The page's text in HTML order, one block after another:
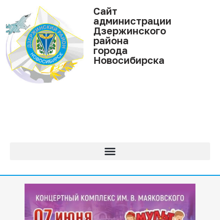
Cайт
администрации
Дзержинского
района
города
Новосибирска